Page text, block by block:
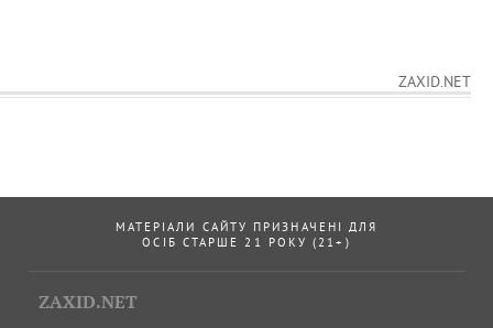
ZAXID.NET
МАТЕРІАЛИ САЙТУ ПРИЗНАЧЕНІ ДЛЯ
ОСІБ СТАРШЕ 21 РОКУ (21+)
ZAXID.NET